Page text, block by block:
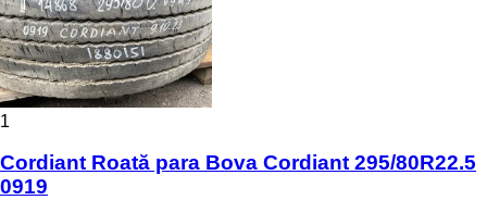
1
Cordiant Roată para Bova Cordiant 295/80R22.5
0919